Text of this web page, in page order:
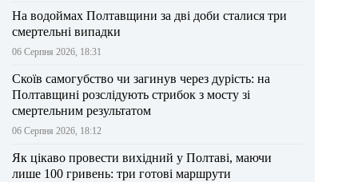
На водоймах Полтавщини за дві доби сталися три
смертельні випадки
06 Серпня 2026, 18:31
Скоїв самогубство чи загинув через дурість: на
Полтавщині розслідують стрибок з мосту зі
смертельним результатом
06 Серпня 2026, 18:12
Як цікаво провести вихідний у Полтаві, маючи
лише 100 гривень: три готові маршрути